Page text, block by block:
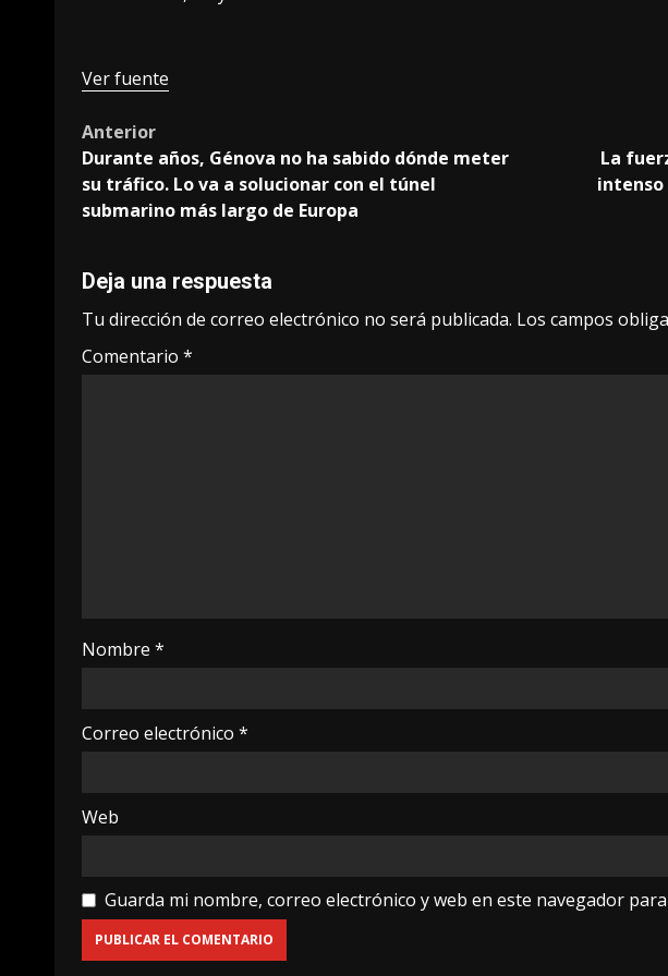
Ver fuente
Post
navigation
Anterior
Durante años, Génova no ha sabido dónde meter
su tráfico. Lo va a solucionar con el túnel
submarino más largo de Europa
La
intenso
Deja una respuesta
Tu dirección de correo electrónico no será publicada. Los campos
Comentario *
Nombre *
Correo electrónico *
Web
Guarda mi nombre, correo electrónico y web en este navegador